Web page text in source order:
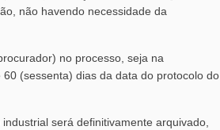
não havendo necessidade da
no processo, seja na
(sessenta) dias da data do protocolo do
será definitivamente arquivado,